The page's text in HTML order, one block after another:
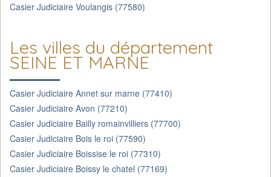
Casier Judiciaire Voulangis (77580)
Les villes du département
SEINE ET MARNE
Casier Judiciaire Annet sur marne (77410)
Casier Judiciaire Avon (77210)
Casier Judiciaire Bailly romainvilliers (77700)
Casier Judiciaire Bois le roi (77590)
Casier Judiciaire Boissise le roi (77310)
Casier Judiciaire Boissy le chatel (77169)